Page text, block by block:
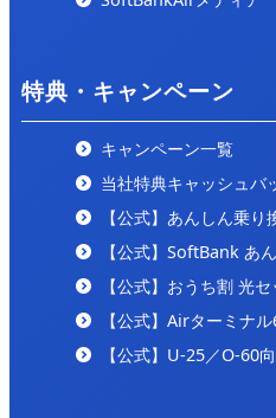
て紹介されました。
2024/9/25
「internet-all」の「ここが
すすめのインターネット回線
ました。
特典・キャンペーン
キャンペーン一覧
当社特典キャッシュバ
【公式】あんしん乗り
【公式】SoftBank あ
【公式】おうち割 光セ
【公式】Airターミナ
【公式】U-25／O-60